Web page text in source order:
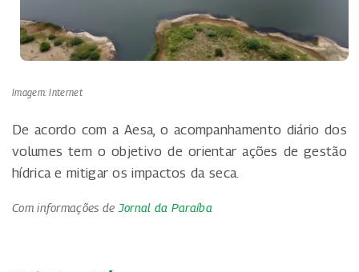
Imagem: Internet
De acordo com a Aesa, o acompanhamento diário dos
volumes tem o objetivo de orientar ações de gestão
hídrica e mitigar os impactos da seca.
Com informações de Jornal da Paraíba